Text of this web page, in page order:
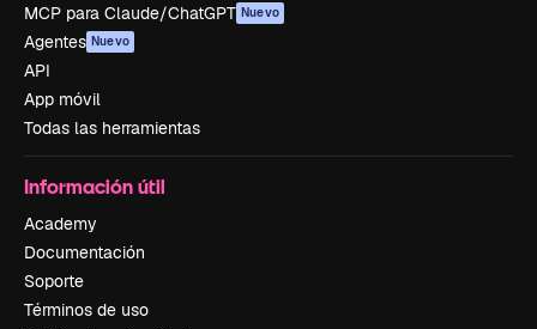
MCP para Claude/ChatGPT Nuevo
Agentes Nuevo
API
App móvil
Todas las herramientas
Información útil
Academy
Documentación
Soporte
Términos de uso